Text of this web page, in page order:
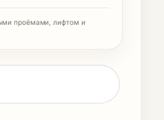
проёмами, лифтом и
товара СПЕ(Э) ЗМ зеркало